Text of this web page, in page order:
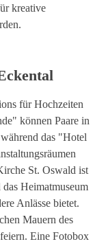
kreative
für Hochzeiten
können Paare in
das "Hotel
St. Oswald ist
Heimatmuseum
Anlässe bietet.
Mauern des
Eine Fotobox